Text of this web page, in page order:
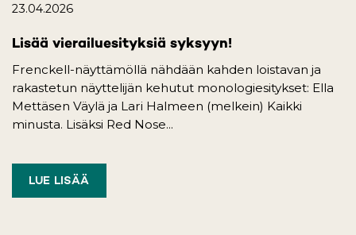
23.04.2026
Lisää vierailuesityksiä syksyyn!
Frenckell-näyttämöllä nähdään kahden loistavan ja
rakastetun näyttelijän kehutut monologiesitykset: Ella
Mettäsen Väylä ja Lari Halmeen (melkein) Kaikki
minusta. Lisäksi Red Nose...
LUE LISÄÄ